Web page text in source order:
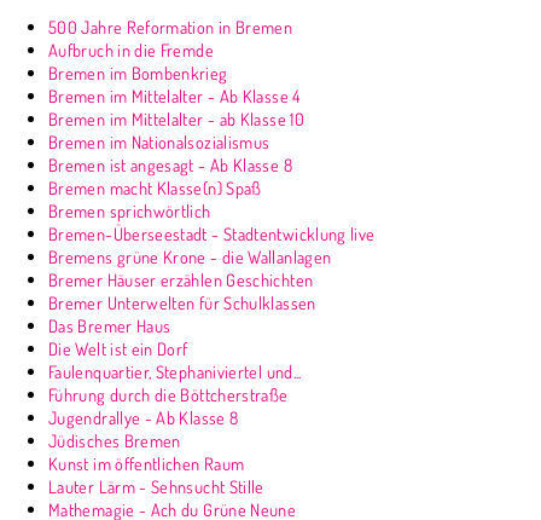
500 Jahre Reformation in Bremen
Aufbruch in die Fremde
Bremen im Bombenkrieg
Bremen im Mittelalter - Ab Klasse 4
Bremen im Mittelalter - ab Klasse 10
Bremen im Nationalsozialismus
Bremen ist angesagt - Ab Klasse 8
Bremen macht Klasse(n) Spaß
Bremen sprichwörtlich
Bremen-Überseestadt - Stadtentwicklung live
Bremens grüne Krone - die Wallanlagen
Bremer Häuser erzählen Geschichten
Bremer Unterwelten für Schulklassen
Das Bremer Haus
Die Welt ist ein Dorf
Faulenquartier, Stephaniviertel und...
Führung durch die Böttcherstraße
Jugendrallye - Ab Klasse 8
Jüdisches Bremen
Kunst im öffentlichen Raum
Lauter Lärm - Sehnsucht Stille
Mathemagie - Ach du Grüne Neune